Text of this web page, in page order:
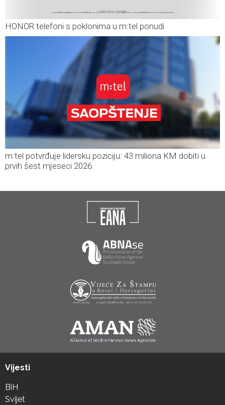
HONOR telefoni s poklonima u m:tel ponudi
m:tel potvrđuje lidersku poziciju: 43 miliona KM dobiti u
prvih šest mjeseci 2026.
Vijesti
BiH
Svijet